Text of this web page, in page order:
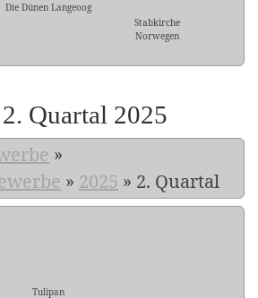
Die Dünen Langeoog
Stabkirche
Norwegen
Quartal 2025
»
» 2025 » 2. Quartal
Tulipan